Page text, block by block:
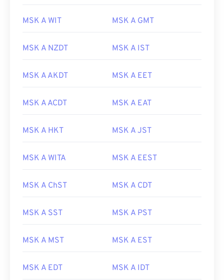
MSK A WIT MSK A GMT
MSK A NZDT MSK A IST
MSK A AKDT MSK A EET
MSK A ACDT MSK A EAT
MSK A HKT MSK A JST
MSK A WITA MSK A EEST
MSK A ChST MSK A CDT
MSK A SST MSK A PST
MSK A MST MSK A EST
MSK A EDT MSK A IDT